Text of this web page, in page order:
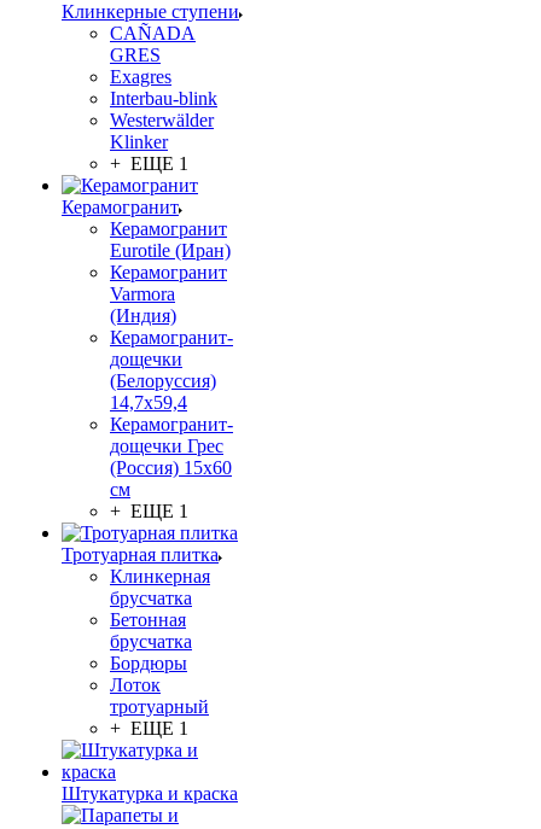
Клинкерные ступени
CAÑADA
GRES
Exagres
Interbau-blink
Westerwälder
Klinker
+ ЕЩЕ 1
Керамогранит
Керамогранит
Eurotile (Иран)
Керамогранит
Varmora
(Индия)
Керамогранит-
дощечки
(Белоруссия)
14,7x59,4
Керамогранит-
дощечки Грес
(Россия) 15х60
см
+ ЕЩЕ 1
Тротуарная плитка
Клинкерная
брусчатка
Бетонная
брусчатка
Бордюры
Лоток
тротуарный
+ ЕЩЕ 1
Штукатурка и краска